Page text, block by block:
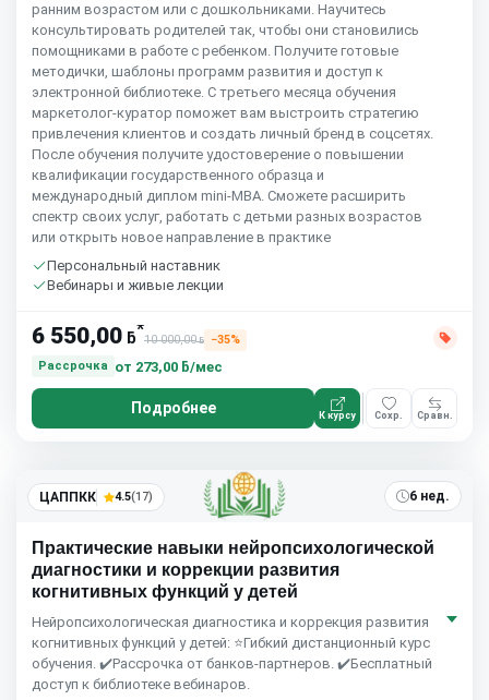
ранним возрастом или с дошкольниками. Научитесь
консультировать родителей так, чтобы они становились
помощниками в работе с ребенком. Получите готовые
методички, шаблоны программ развития и доступ к
электронной библиотеке. С третьего месяца обучения
маркетолог-куратор поможет вам выстроить стратегию
привлечения клиентов и создать личный бренд в соцсетях.
После обучения получите удостоверение о повышении
квалификации государственного образца и
международный диплом mini-MBA. Сможете расширить
спектр своих услуг, работать с детьми разных возрастов
или открыть новое направление в практике
Персональный наставник
Вебинары и живые лекции
6 550,00 ƃ*
10 000,00ƃ
−35%
Рассрочка
от 273,00 ƃ/мес
Подробнее К курсу Сохр. Сравн.
ЦАППКК 4.5(17) 6 нед.
Практические навыки нейропсихологической
диагностики и коррекции развития
когнитивных функций у детей
Нейропсихологическая диагностика и коррекция развития
когнитивных функций у детей: ⭐Гибкий дистанционный курс
обучения. ✔️Рассрочка от банков-партнеров. ✔️Бесплатный
доступ к библиотеке вебинаров.